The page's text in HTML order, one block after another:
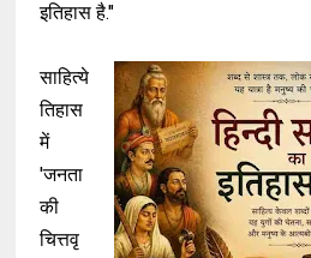
इतिहास है."
साहित्ये
तिहास
में
'जनता
की
चित्तवृ